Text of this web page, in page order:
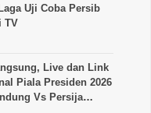
Uji Coba Persib
TV
Live dan Link
Piala Presiden 2026
Vs Persija